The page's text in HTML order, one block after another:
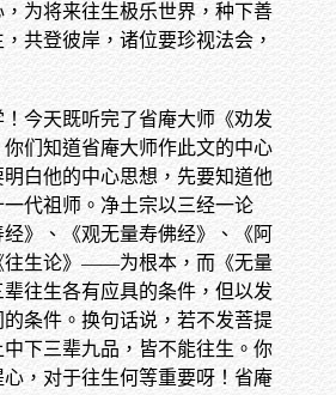
为将来往生极乐世界，种下善
共登彼岸，诸位要珍视法会，
今天既听完了省庵大师《劝发
们知道省庵大师作此文的中心
白他的中心思想，先要知道他
代祖师。净土宗以三经一论
》、《观无量寿佛经》、《阿
往生论》——为根本，而《无量
往生各有应具的条件，但以发
条件。换句话说，若不发菩提
下三辈九品，皆不能往生。你
，对于往生何等重要呀！省庵